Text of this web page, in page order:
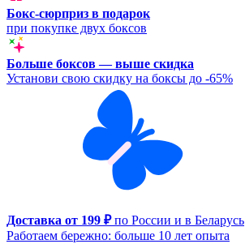
Бокс-сюрприз в подарок
при покупке двух боксов
Больше боксов — выше скидка
Установи свою скидку на боксы до -65%
Доставка от 199 ₽по России и в Беларусь
Работаем бережно: больше 10 лет опыта